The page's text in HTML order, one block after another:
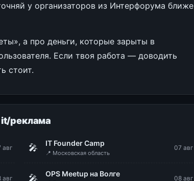
у организаторов из Интерфорума ближе
а про деньги, которые зарыты в
Если твоя работа — доводить
стоит.
реклама
авг 🎤 IT Founder Camp
📍 Московская область
07 авг
авг 🎤 OPS Meetup на Волге
08 авг